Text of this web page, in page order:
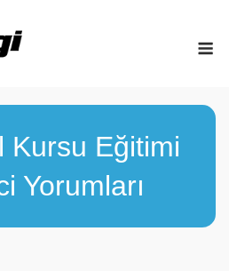
Kursu Eğitimi
Yorumları